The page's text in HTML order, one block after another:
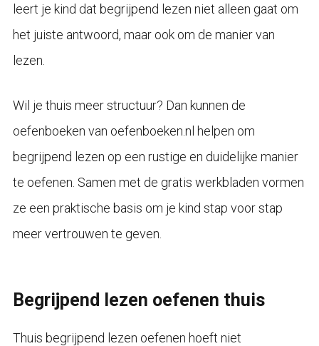
leert je kind dat begrijpend lezen niet alleen gaat om
het juiste antwoord, maar ook om de manier van
lezen.
Wil je thuis meer structuur? Dan kunnen de
oefenboeken van oefenboeken.nl helpen om
begrijpend lezen op een rustige en duidelijke manier
te oefenen. Samen met de gratis werkbladen vormen
ze een praktische basis om je kind stap voor stap
meer vertrouwen te geven.
Begrijpend lezen oefenen thuis
Thuis begrijpend lezen oefenen hoeft niet